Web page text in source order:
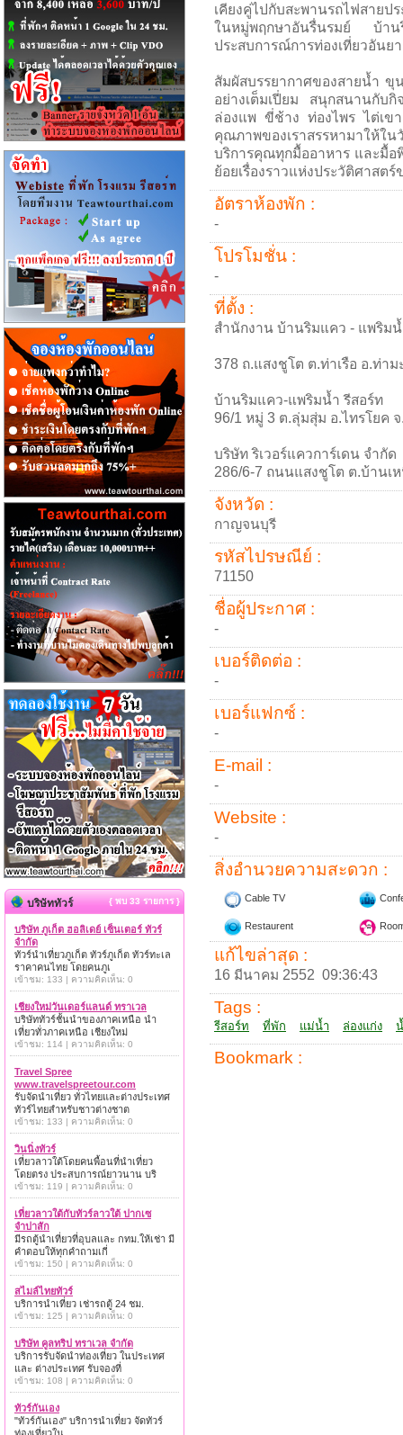
เคียงคู่ไปกับสะพานรถไฟสาย
ในหมู่พฤกษาอันรื่นรมย์ บ้าน
ประสบการณ์การท่องเที่ยวอันย
สัมผัสบรรยากาศของสายน้ำ ขุ
อย่างเต็มเปี่ยม สนุกสนานกับ
ล่องแพ ขี่ช้าง ท่องไพร ไต่เข
คุณภาพของเราสรรหามาให้
บริการคุณทุกมื้ออาหาร และมื้อ
ย้อยเรื่องราวแห่งประวัติศาสต
อัตราห้องพัก :
-
โปรโมชั่น :
-
ที่ตั้ง :
สำนักงาน บ้านริมแคว - แพริม
378 ถ.แสงชูโต ต.ท่าเรือ อ.ท่า
บ้านริมแคว-แพริมน้ำ รีสอร์ท
96/1 หมู่ 3 ต.ลุ่มสุ่ม อ.ไทรโยค
บริษัท ริเวอร์แควการ์เดน จำกัด
286/6-7 ถนนแสงชูโต ต.บ้านเ
จังหวัด :
กาญจนบุรี
รหัสไปรษณีย์ :
71150
ชื่อผู้ประกาศ :
-
เบอร์ติดต่อ :
-
เบอร์แฟกซ์ :
-
E-mail :
-
Website :
-
สิ่งอำนวยความสะดวก :
Cable TV
Restaurent
แก้ไขล่าสุด :
16 มีนาคม 2552 09:36:43
Tags :
รีสอร์ท ที่พัก แม่น้ำ ล่องแก่ง
Bookmark :
บริษัททัวร์ { พบ 33 รายการ }
บริษัท ภูเก็ต ฮอลิเดย์ เซ็นเตอร์ ทัวร์
จำกัด
ทัวร์นำเที่ยวภูเก็ต ทัวร์ภูเก็ต ทัวร์ทะเล
ราคาคนไทย โดยคนภูเ
เข้าชม: 133 | ความคิดเห็น: 0
เชียงใหม่วันเดอร์แลนด์ ทราเวล
บริษัททัวร์ชั้นนำของภาคเหนือ นำ
เที่ยวทั่วภาคเหนือ เชียงใหม่
เข้าชม: 114 | ความคิดเห็น: 0
Travel Spree
www.travelspreetour.com
รับจัดนำเที่ยว ทั่วไทยและต่างประเทศ
ทัวร์ไทยสำหรับชาวต่างชาต
เข้าชม: 133 | ความคิดเห็น: 0
วินนิ่งทัวร์
เที่ยวลาวใต้โดยคนพื้อนที่นำเที่ยว
โดยตรง ประสบการณ์ยาวนาน บริ
เข้าชม: 119 | ความคิดเห็น: 0
เที่ยวลาวใต้กับทัวร์ลาวใต้ ปากเซ
จำปาสัก
มีรถตู้นำเที่ยวที่อุบลและ กทม.ให้เช่า มี
คำตอบให้ทุกคำถามเกี่
เข้าชม: 150 | ความคิดเห็น: 0
สไมล์ไทยทัวร์
บริการนำเที่ยว เช่ารถตู้ 24 ชม.
เข้าชม: 125 | ความคิดเห็น: 0
บริษัท คูลทริป ทราเวล จำกัด
บริการรับจัดนำท่องเที่ยว ในประเทศ
และ ต่างประเทศ รับจองที่
เข้าชม: 108 | ความคิดเห็น: 0
ทัวร์กันเอง
"ทัวร์กันเอง" บริการนำเที่ยว จัดทัวร์